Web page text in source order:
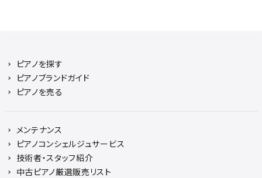
ピアノを探す
ピアノブランドガイド
ピアノを売る
メンテナンス
ピアノコンシェルジュサービス
技術者・スタッフ紹介
中古ピアノ厳選販売リスト